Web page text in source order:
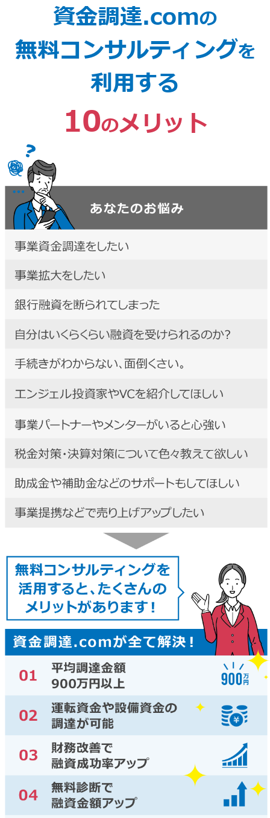
資金調達.comの
無料コンサルティングを
利用する
10のメリット